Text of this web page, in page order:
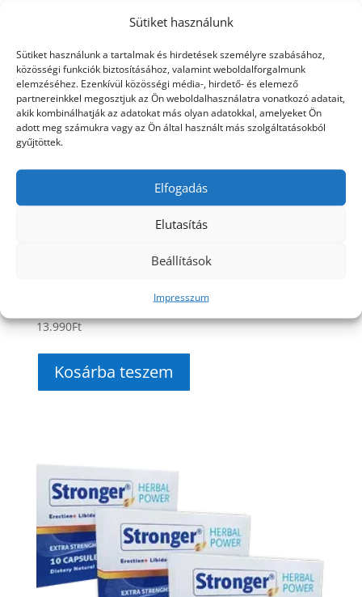
Sütiket használunk
Sütiket használunk a tartalmak és hirdetések személyre szabásához,
közösségi funkciók biztosításához, valamint weboldalforgalmunk
elemzéséhez. Ezenkívül közösségi média-, hirdető- és elemező
partnereinkkel megosztjuk az Ön weboldalhasználatra vonatkozó adatait,
akik kombinálhatják az adatokat más olyan adatokkal, amelyeket Ön
adott meg számukra vagy az Ön által használt más szolgáltatásokból
gyűjtöttek.
Elfogadás
Elutasítás
Beállítások
Impresszum
változatok
termékoldalon
választhatók
ki
Értékelés:
5.00
13.990Ft
Kosárba teszem